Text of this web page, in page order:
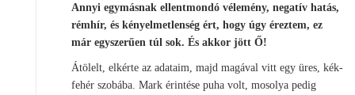
Annyi egymásnak ellentmondó vélemény, negatív hatás,
rémhír, és kényelmetlenség ért, hogy úgy éreztem, ez
már egyszerűen túl sok. És akkor jött Ő!
Átölelt, elkérte az adataim, majd magával vitt egy üres, kék-
fehér szobába. Mark érintése puha volt, mosolya pedig